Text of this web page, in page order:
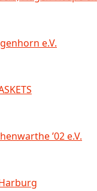
e.V.
’02 e.V.